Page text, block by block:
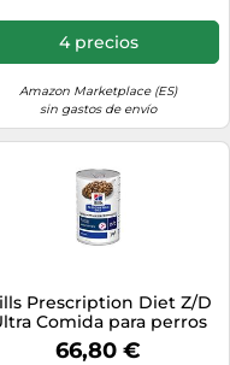
4 precios
Amazon Marketplace (ES)
sin gastos de envío
Prescription Diet Z/D
Comida para perros
66,80 €